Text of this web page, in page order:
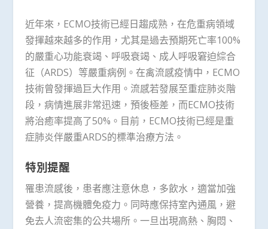
近年來，ECMO技術已經日趨成熟，在危重病領域
發揮越來越多的作用，尤其是過去預期死亡率100%
的嚴重心功能衰竭、呼吸衰竭、成人呼吸窘迫綜合
征（ARDS）等嚴重病例。在禽流感疫情中，ECMO
技術曾發揮過巨大作用。流感若發展至重症肺炎階
段，病情進展非常迅速，預後極差，而ECMO技術
將治癒率提高了50%。目前，ECMO技術已經是重
症肺炎伴嚴重ARDS的標準治療方法。
特別提醒
罹患流感後，患者應注意休息，多飲水，適當加強
營養，提高機體免疫力。同時應保持室內通風，避
免去人流密集的公共場所。一旦出現高熱、胸悶、